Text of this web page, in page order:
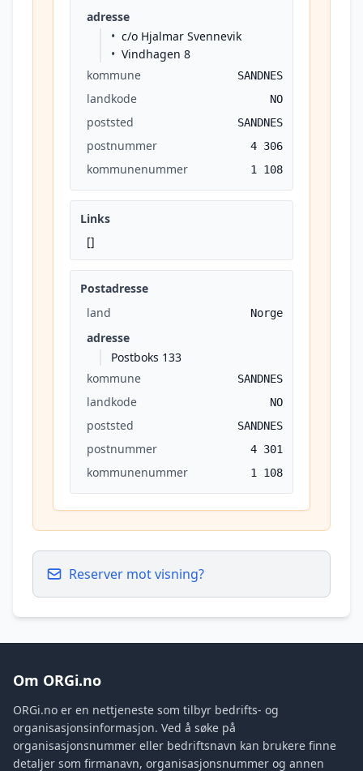
adresse
c/o Hjalmar Svennevik
Vindhagen 8
kommune
SANDNES
landkode NO
poststed SANDNES
postnummer 4 306
kommunenummer 1 108
Links
[]
Postadresse
land
Norge
adresse
Postboks 133
kommune
SANDNES
landkode NO
poststed SANDNES
postnummer 4 301
kommunenummer 1 108
Reserver mot visning?
Om ORGi.no
ORGi.no er en nettjeneste som tilbyr bedrifts- og
organisasjonsinformasjon. Ved å søke på
organisasjonsnummer eller bedriftsnavn kan brukere finne
detaljer som firmanavn, organisasjonsnummer og annen